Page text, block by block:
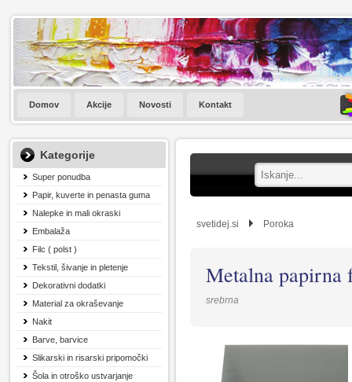
Domov Akcije Novosti Kontakt
Kategorije
Super ponudba
Papir, kuverte in penasta guma
Nalepke in mali okraski
Embalaža
Filc ( polst )
Tekstil, šivanje in pletenje
Dekorativni dodatki
Material za okraševanje
Nakit
Barve, barvice
Slikarski in risarski pripomočki
Šola in otroško ustvarjanje
svetidej.si Poroka
Metalna papirna
srebrna